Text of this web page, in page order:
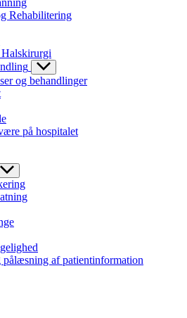
Rehabilitering
og behandlinger
på hospitalet
pålæsning af patientinformation